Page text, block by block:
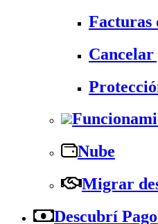
Facturas
Nube
Migrar
Descubrí